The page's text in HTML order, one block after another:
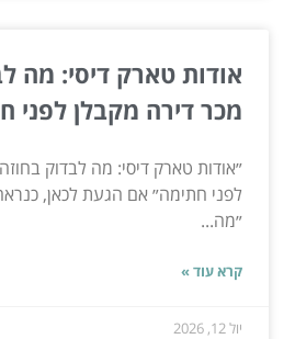
אודות טארק דיסי: מה
מכר דירה מקבלן לפני
״אודות טארק דיסי: מה לבדוק
לפני חתימה״ אם הגעת לכאן,
״מה...
קרא עוד »
יול 12, 2026